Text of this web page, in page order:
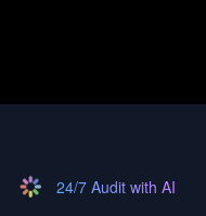
24/7 Audit with AI